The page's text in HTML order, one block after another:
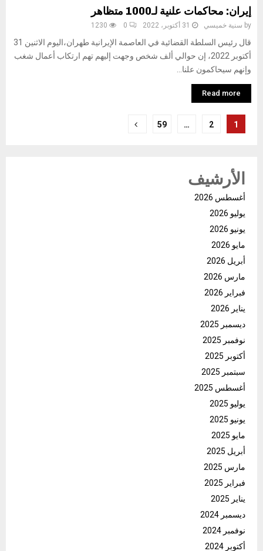
إيران: محاكمات علنية لـ1000 متظاهر
by سنية خميسي 31 أكتوبر، 2022 0
1230
قال رئيس السلطة القضائية في العاصمة الإيرانية طهران،اليوم الاثنين 31
أكتوبر 2022، إن حوالي ألف شخص وجهت إليهم تهم ارتكاب أعمال شغب
وإنهم سيحاكمون علنا...
Read more
تعدد
المقالات
1
2
…
59
الأرشيف
أغسطس 2026
يوليو 2026
يونيو 2026
مايو 2026
أبريل 2026
مارس 2026
فبراير 2026
يناير 2026
ديسمبر 2025
نوفمبر 2025
أكتوبر 2025
سبتمبر 2025
أغسطس 2025
يوليو 2025
يونيو 2025
مايو 2025
أبريل 2025
مارس 2025
فبراير 2025
يناير 2025
ديسمبر 2024
نوفمبر 2024
أكتوبر 2024